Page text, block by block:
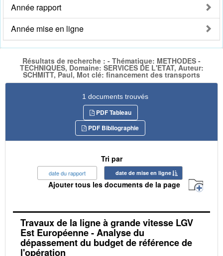
Année rapport
Année mise en ligne
Résultats de recherche : - Thématique: METHODES -
TECHNIQUES, Domaine: SERVICES DE L'ETAT, Auteur:
SCHMITT, Paul, Mot clé: financement des transports
1 documents trouvés
PDF Tableau
PDF Bibliographie
Tri par
date du rapport date de mise en ligne
Ajouter tous les documents de la page
Travaux de la ligne à grande vitesse LGV
Est Européenne - Analyse du
dépassement du budget de référence de
l'opération